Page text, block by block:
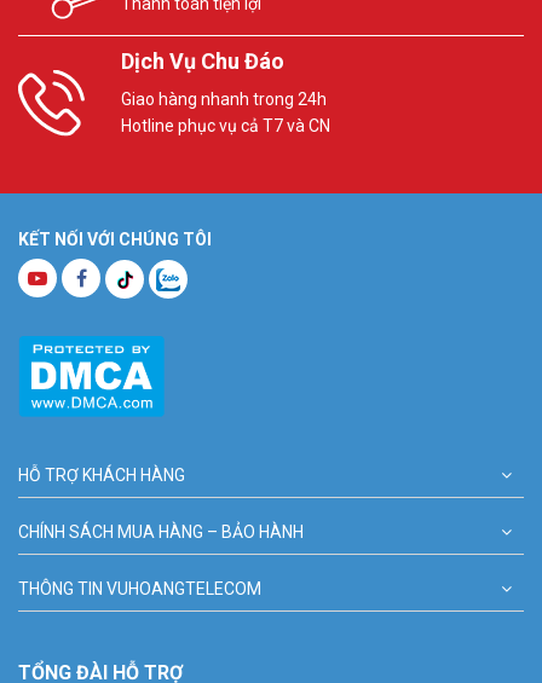
Dịch Vụ Chu Đáo
Giao hàng nhanh trong 24h
Hotline phục vụ cả T7 và CN
KẾT NỐI VỚI CHÚNG TÔI
HỖ TRỢ KHÁCH HÀNG
CHÍNH SÁCH MUA HÀNG – BẢO HÀNH
THÔNG TIN VUHOANGTELECOM
TỔNG ĐÀI HỖ TRỢ